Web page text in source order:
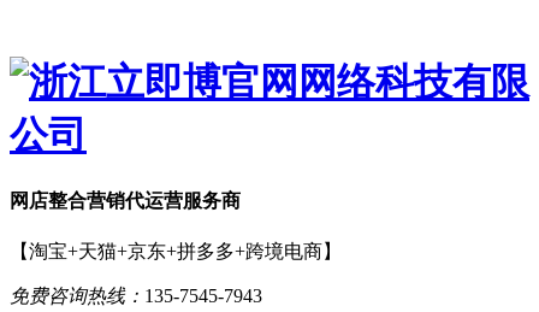
网店整合营销代运营服务商
【淘宝+天猫+京东+拼多多+跨境电商】
免费咨询热线： 135-7545-7943